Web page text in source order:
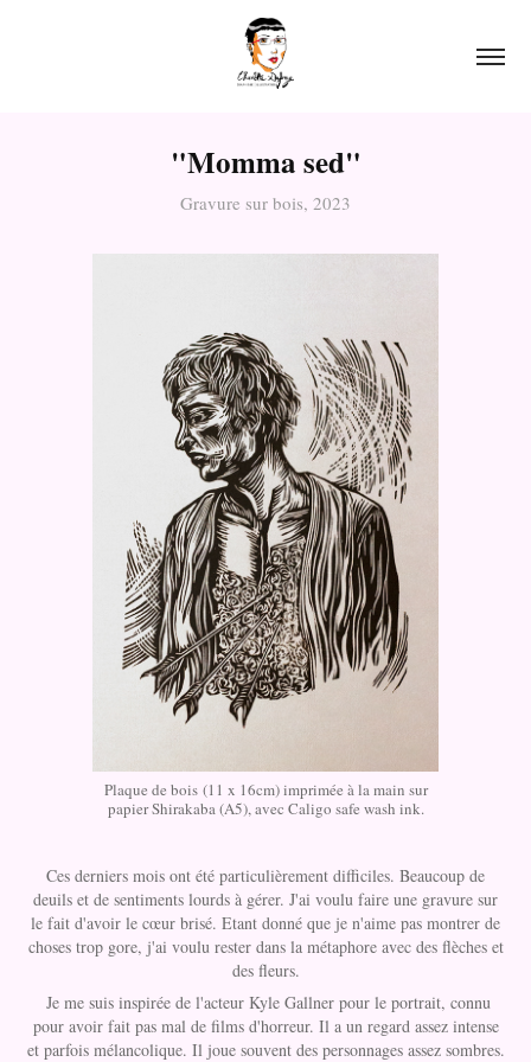
"Momma sed"
Gravure sur bois, 2023
Plaque de bois (11 x 16cm) imprimée à la main sur
papier Shirakaba (A5), avec Caligo safe wash ink.
Ces derniers mois ont été particulièrement difficiles. Beaucoup de
deuils et de sentiments lourds à gérer. J'ai voulu faire une gravure sur
le fait d'avoir le cœur brisé. Etant donné que je n'aime pas montrer de
choses trop gore, j'ai voulu rester dans la métaphore avec des flèches et
des fleurs.
Je me suis inspirée de l'acteur Kyle Gallner pour le portrait, connu
pour avoir fait pas mal de films d'horreur. Il a un regard assez intense
et parfois mélancolique. Il joue souvent des personnages assez sombres.